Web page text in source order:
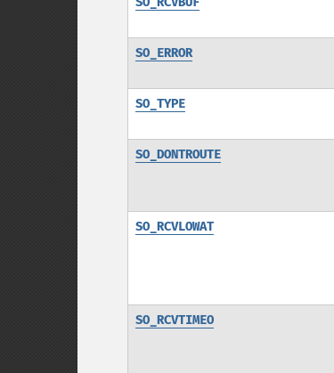
SO_ERROR
SO_TYPE
SO_DONTROUTE
SO_RCVLOWAT
SO_RCVTIMEO